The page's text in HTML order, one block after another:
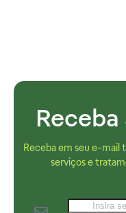
Receba em seu e-mail
serviços e